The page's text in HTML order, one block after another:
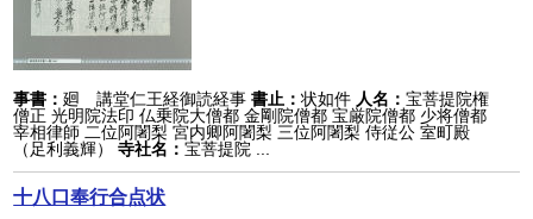
事書：廻 講堂仁王経御読経事書止：状如件 人名：宝菩提院権
僧正 光明院法印 仏乗院大僧都 金剛院僧都 宝厳院僧都 少将僧都
宰相律師 二位阿闍梨 宮内卿阿闍梨 三位阿闍梨 侍従公 室町殿
（足利義輝）
寺社名：宝菩提院 ...
十八口奉行合点状